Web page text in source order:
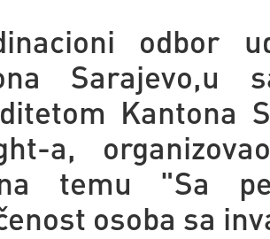
odbor
Sarajevo,u
Kantona
a,
temu "Sa
osoba sa